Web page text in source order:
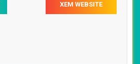
XEM WEBSITE